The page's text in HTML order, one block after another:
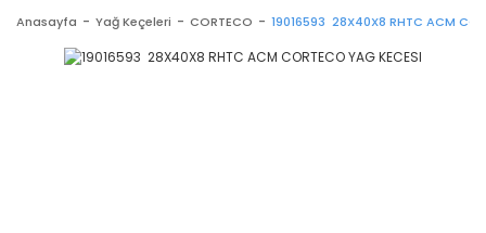
Anasayfa Yağ Keçeleri CORTECO 19016593 28X40X8 RHTC ACM